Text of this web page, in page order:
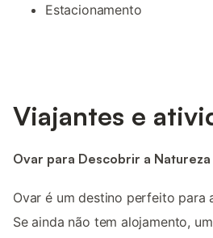
Estacionamento
Viajantes e
Ovar para Descobrir a Natureza
Ovar é um destino perfeito para
Se ainda não tem alojamento,